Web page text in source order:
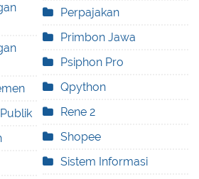
Perpajakan
Primbon Jawa
Psiphon Pro
Qpython
Rene 2
Shopee
Sistem Informasi